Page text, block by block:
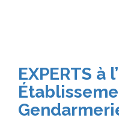
EXPERTS à